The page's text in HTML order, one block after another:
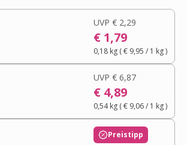
UVP € 2,29
€ 1,79
0,18 kg(€ 9,95 / 1 kg)
UVP € 6,87
€ 4,89
0,54 kg(€ 9,06/ 1 kg)
Preistipp